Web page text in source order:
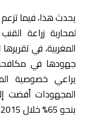
يحدث هذا، فيما
لمحاربة زراعة
جهودها في
يراعي خصوصية
المجهودات أفضت
بنحو 65% خلال 2015 مقارنة مع 2003.